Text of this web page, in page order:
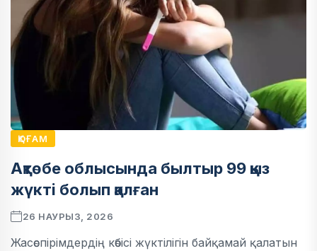
ҚОҒАМ
Ақтөбе облысында былтыр 99 қыз
жүкті болып қалған
26 НАУРЫЗ, 2026
Жасөспірімдердің көбісі жүктілігін байқамай қалатын